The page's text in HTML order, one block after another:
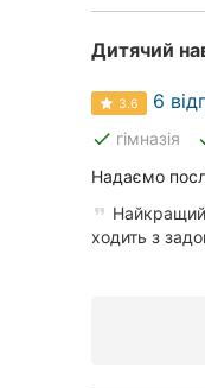
Дитячий
3.6 6
done гімназія
Надаємо
Найкращий
ходить з